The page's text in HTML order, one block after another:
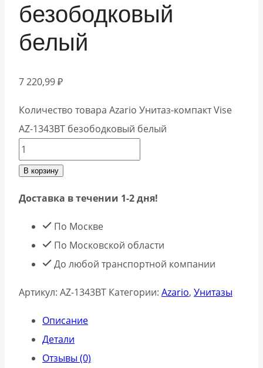
безободковый
белый
7 220,99₽
Количество товара Azario Унитаз-компакт Vise
AZ-1343BT безободковый белый
В корзину
Доставка в течении 1-2 дня!
По Москве
По Московской области
До любой транспортной компании
Артикул: AZ-1343BT Категории: Azario, Унитазы
Описание
Детали
Отзывы (0)